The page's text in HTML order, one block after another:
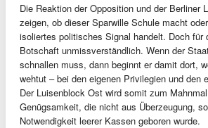
Die Reaktion der Opposition und der Berliner
zeigen, ob dieser Sparwille Schule macht
isoliertes politisches Signal handelt. Doch für
Botschaft unmissverständlich. Wenn der
schnallen muss, dann beginnt er damit dort,
wehtut – bei den eigenen Privilegien und den
Der Luisenblock Ost wird somit zum
Genügsamkeit, die nicht aus Überzeugung,
Notwendigkeit leerer Kassen geboren wurde.